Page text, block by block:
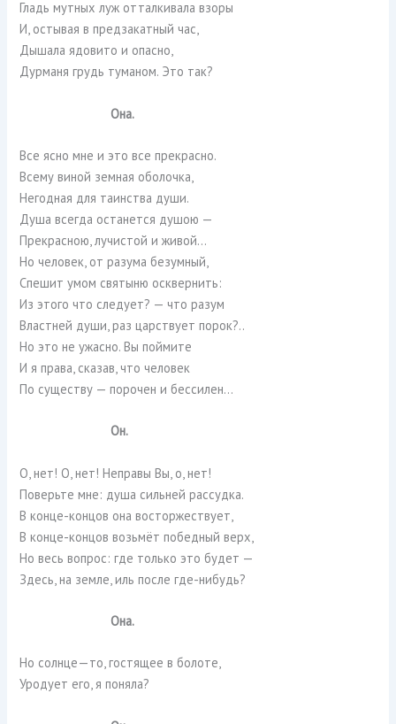
Гладь мутных луж отталкивала взоры
И, остывая в предзакатный час,
Дышала ядовито и опасно,
Дурманя грудь туманом. Это так?
Она.
Все ясно мне и это все прекрасно.
Всему виной земная оболочка,
Негодная для таинства души.
Душа всегда останется душою —
Прекрасною, лучистой и живой…
Но человек, от разума безумный,
Спешит умом святыню осквернить:
Из этого что следует? — что разум
Властней души, раз царствует порок?..
Но это не ужасно. Вы поймите
И я права, сказав, что человек
По существу — порочен и бессилен…
Он.
О, нет! О, нет! Неправы Вы, о, нет!
Поверьте мне: душа сильней рассудка.
В конце-концов она восторжествует,
В конце-концов возьмёт победный верх,
Но весь вопрос: где только это будет —
Здесь, на земле, иль после где-нибудь?
Она.
Но солнце—то, гостящее в болоте,
Уродует его, я поняла?